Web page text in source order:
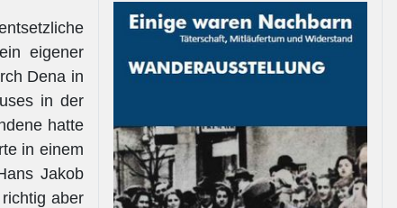
eigener
Dena in
in der
hatte
in einem
Jakob
aber